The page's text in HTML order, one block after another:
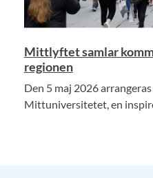
Mittlyftet samlar
regionen
Den 5 maj 2026
Mittuniversitetet, en